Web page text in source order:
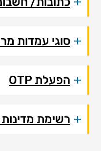
סוגי עמדות
הפעלת OTP
רשימת